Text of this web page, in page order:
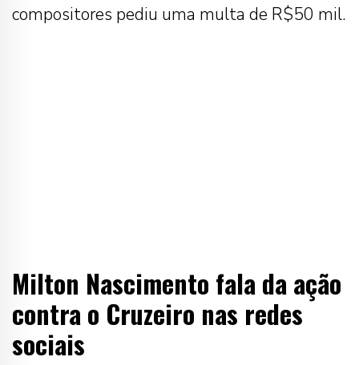
compositores pediu uma multa de R$50 mil.
Milton Nascimento fala da ação
contra o Cruzeiro nas redes
sociais